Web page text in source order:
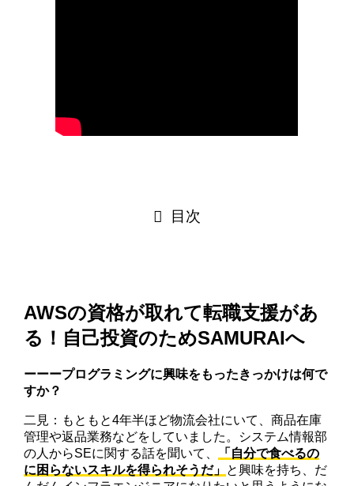
目次
AWSの資格が取れて転職支援があ
る！自己投資のためSAMURAIへ
ーーープログラミングに興味をもったきっかけは何で
すか？
二見：もともと4年半ほど物流会社にいて、商品在庫
管理や返品業務などをしていました。システム情報部
の人からSEに関する話を聞いて、
「自分で食べるの
に困らないスキルを得られそうだ」 と興味を持ち、だ